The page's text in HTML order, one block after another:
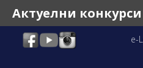
e-
Актуелни конкурси